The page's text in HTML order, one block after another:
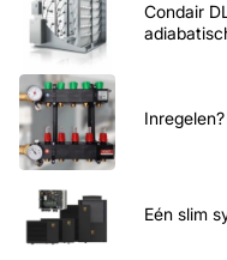
Condair
Eén slim